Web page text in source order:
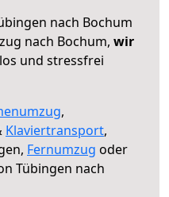
nach Bochum
nach Bochum, wir
und stressfrei
,
Klaviertransport,
Fernumzug oder
Tübingen nach